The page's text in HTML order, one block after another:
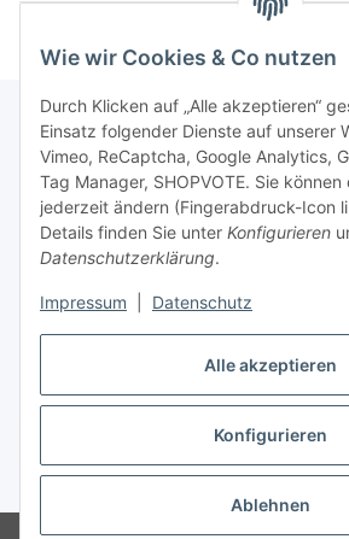
Alle akzeptieren
Konfigurieren
Ablehnen
Wie wir Cookies & Co nutzen
Durch Klicken auf „Alle akzeptieren“
Einsatz folgender Dienste auf unserer
Vimeo, ReCaptcha, Google Analytics,
Tag Manager, SHOPVOTE. Sie können
jederzeit ändern (Fingerabdruck-Icon
Details finden Sie unter Konfigurieren
Datenschutzerklärung.
Impressum Datenschutz
Newsletter
Bitte senden Sie mir
Datenschutzerklärung
regelmäßig und
Informationen zu Ihrem
Newsletter Abonnieren
Vertrag widerrufen
* Alle Preise inkl. gesetzlicher USt., zzgl.Versand